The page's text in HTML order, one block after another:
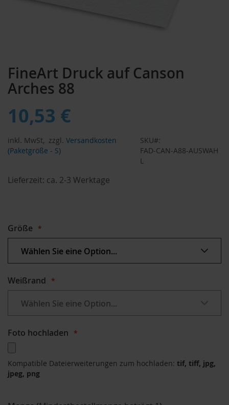
FineArt Druck auf Canson
Arches 88
10,53 €
inkl. MwSt, zzgl. Versandkosten
(Paketgröße - S)
SKU
FAD-CAN-A88-AUSWAH
L
Lieferzeit: ca. 2-3 Werktage
Größe
Weißrand
Foto hochladen
Kompatible Dateierweiterungen zum hochladen: tif, tiff, jpg,
jpeg, png
der
Bildergalerie
springen